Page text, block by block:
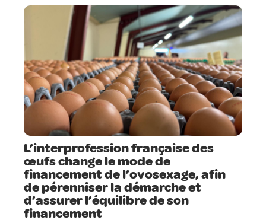
L’interprofession française des
œufs change le mode de
financement de l’ovosexage, afin
de pérenniser la démarche et
d’assurer l’équilibre de son
financement